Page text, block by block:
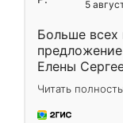
5
Больше всех
Елены
короткие
для замера
предложил
Читать